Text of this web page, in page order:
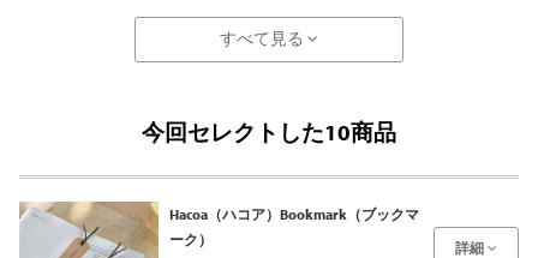
すべて見る
今回セレクトした10商品
Hacoa（ハコア）Bookmark（ブックマ
ーク）
詳細